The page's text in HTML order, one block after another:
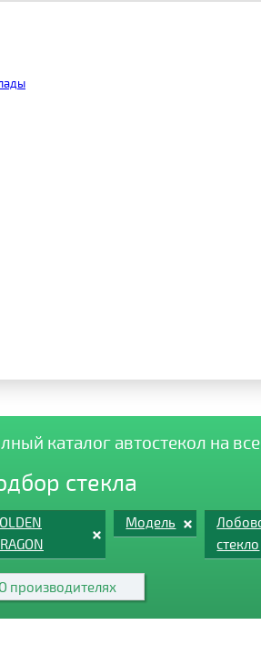
каталог автостекол на
стекла
Модель
стекло
О производителях